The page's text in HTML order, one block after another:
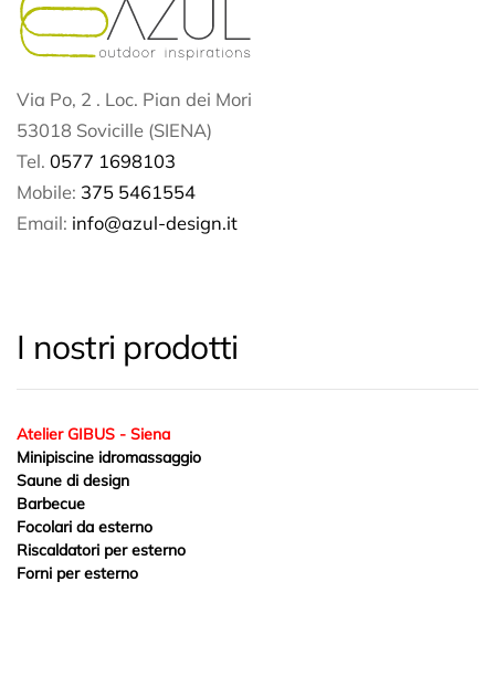
Via Po, 2 . Loc. Pian dei Mori
53018 Sovicille (SIENA)
Tel. 0577 1698103
Mobile: 375 5461554
Email: info@azul-design.it
I nostri prodotti
Atelier GIBUS - Siena
Minipiscine idromassaggio
Saune di design
Barbecue
Focolari da esterno
Riscaldatori per esterno
Forni per esterno